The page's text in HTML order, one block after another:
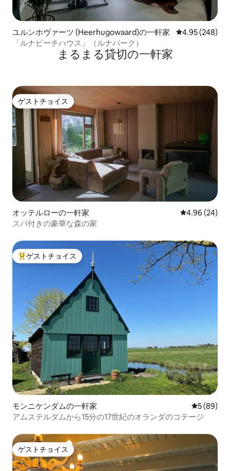
ユルンホヴァーツ (Heerhugowaard)の一軒家 レビュー248
4.95 (248)
「ルナビーチハウス」（ルナパーク）
まるまる貸切の一軒家
ゲストチョイス
ゲストチョイス
オッテルローの一軒家 レビュー24
4.96 (24)
スパ付きの豪華な森の家
大好評のゲストチョイスです。
ゲストチョイス
モンニケンダムの一軒家 レビュー
5 (89)
アムステルダムから15分の17世紀のオランダのコテージ
ゲストチョイス
ゲストチョイス